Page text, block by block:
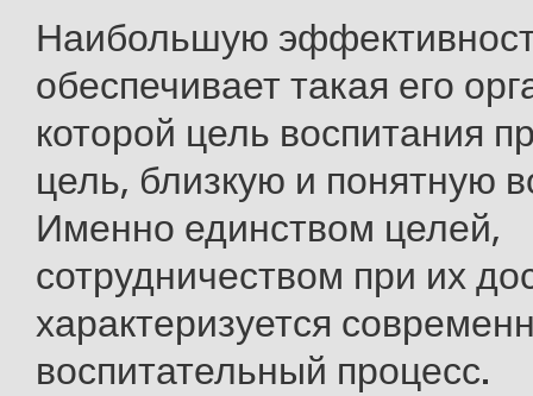
Наибольшую
обеспечивает такая его
которой цель воспитания
цель, близкую и понятную
Именно единством целей,
сотрудничеством при их
характеризуется
воспитательный процесс.